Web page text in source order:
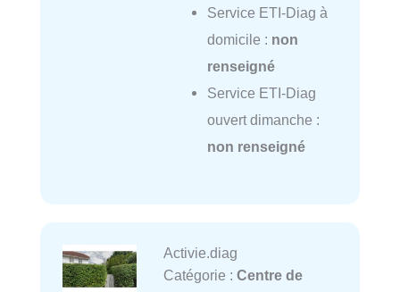
Service ETI-Diag à
domicile : non
renseigné
Service ETI-Diag
ouvert dimanche :
non renseigné
Activie.diag
Catégorie : Centre de